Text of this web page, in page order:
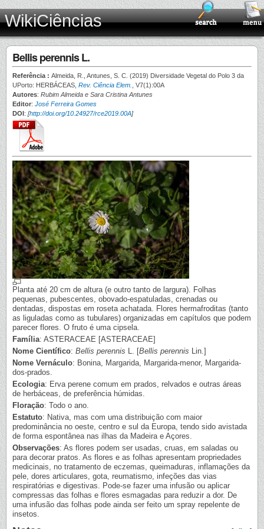
WikiCiências
Bellis perennis L.
Referência : Almeida, R., Antunes, S. C. (2019) Diversidade Vegetal do Polo 3 da
UPorto: HERBÁCEAS, Rev. Ciência Elem.
, V7(1):00A
Autores: Rubim Almeida e Sara Cristina Antunes
Editor: José Ferreira Gomes
DOI: [http://doi.org/10.24927/rce2019.00A]
Planta até 20 cm de altura (e outro tanto de largura). Folhas
pequenas, pubescentes, obovado-espatuladas, crenadas ou
dentadas, dispostas em roseta achatada. Flores hermafroditas (tanto
as liguladas como as tubulares) organizadas em capítulos que podem
parecer flores. O fruto é uma cipsela.
Família: ASTERACEAE [ASTERACEAE]
Nome Científico: Bellis perennis L. [Bellis perennis Lin.]
Nome Vernáculo: Bonina, Margarida, Margarida-menor, Margarida-
dos-prados.
Ecologia: Erva perene comum em prados, relvados e outras áreas
de herbáceas, de preferência húmidas.
Floração: Todo o ano.
Estatuto: Nativa, mas com uma distribuição com maior
predominância no oeste, centro e sul da Europa, tendo sido avistada
de forma espontânea nas ilhas da Madeira e Açores.
Observações: As flores podem ser usadas, cruas, em saladas ou
para decorar pratos. As flores e as folhas apresentam propriedades
medicinais, no tratamento de eczemas, queimaduras, inflamações da
pele, dores articulares, gota, reumatismo, infeções das vias
respiratórias e digestivas. Pode-se fazer uma infusão ou aplicar
compressas das folhas e flores esmagadas para reduzir a dor. De
uma infusão das folhas pode ainda ser feito um spray repelente de
insetos.